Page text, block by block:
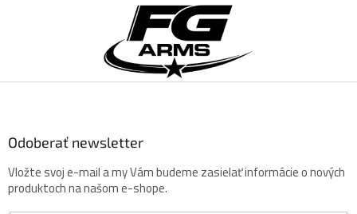
t
Odoberať newsletter
Vložte svoj e-mail a my Vám budeme zasielať informácie o nových
produktoch na našom e-shope.